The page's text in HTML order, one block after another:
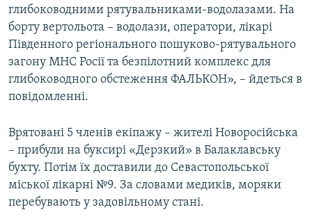
Усі сайти RFE/RL
глибоководними рятувальниками-водолазами. На
борту вертольота – водолази, оператори, лікарі
Південного регіонального пошуково-рятувального
загону МНС Росії та безпілотний комплекс для
глибоководного обстеження ФАЛЬКОН», – йдеться в
повідомленні.
Врятовані 5 членів екіпажу – жителі Новоросійська
– прибули на буксирі «Дерзкий» в Балаклавську
бухту. Потім їх доставили до Севастопольської
міської лікарні №9. За словами медиків, моряки
перебувають у задовільному стані.